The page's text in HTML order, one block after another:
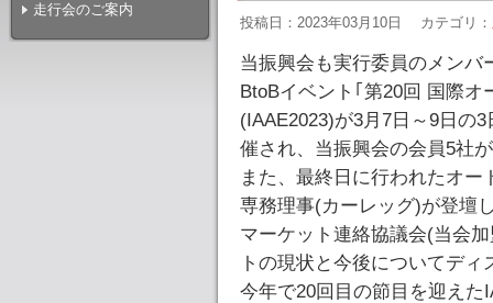
走行会のご案内
投稿日：2023年03月10日 カテゴリ：
当振興会も実行委員のメンバ
BtoBイベント｢第20回 国際オ
(IAAE2023)が3月7日～9日の
催され、当振興会の会員5社
また、最終日に行われたオ
専務理事(カーレッグ)が登壇
マーケット連絡協議会(当会
トの現状と今後についてデ
今年で20回目の節目を迎え